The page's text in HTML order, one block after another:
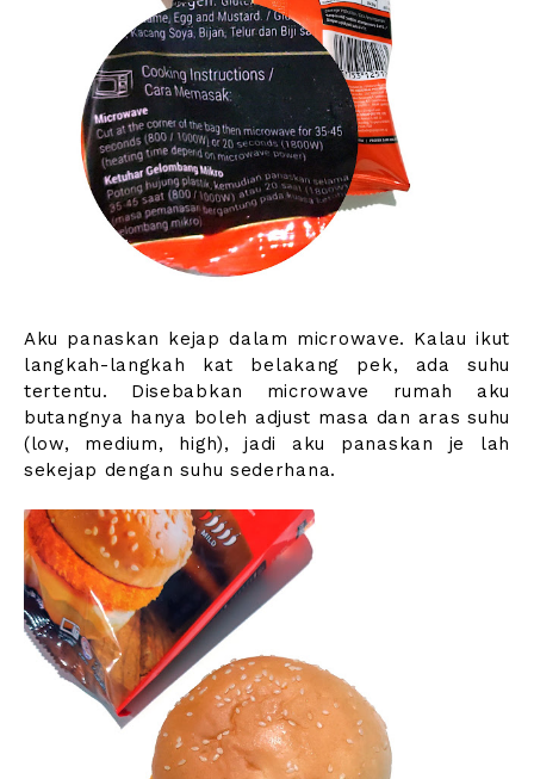
Aku panaskan kejap dalam microwave. Kalau ikut
langkah-langkah kat belakang pek, ada suhu
tertentu. Disebabkan microwave rumah aku
butangnya hanya boleh adjust masa dan aras suhu
(low, medium, high), jadi aku panaskan je lah
sekejap dengan suhu sederhana.